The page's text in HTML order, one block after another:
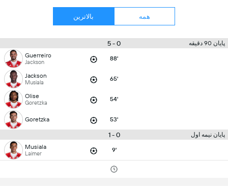
همه بالاترین
پایان 90 دقیقه 0 - 5
88'
Guerreiro
Jackson
65'
Jackson
Musiala
54'
Olise
Goretzka
53'
Goretzka
پایان نیمه اول 0 - 1
9'
Musiala
Laimer